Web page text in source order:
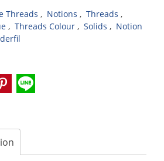
Threads , Notions , Threads ,
, Threads Colour , Solids , Notion